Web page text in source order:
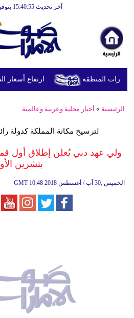
آخر تحديث 15:40:55 بتوقيت أبوظبي
ارتفاع أسعار النفط المنطقة
الرئيسية » أخبار محلية وعربية وعالمية
لترسيخ مكانة المملكة كدولة
بتشرين
GMT 10:48 2018 الخميس ,30 آب / أغسطس